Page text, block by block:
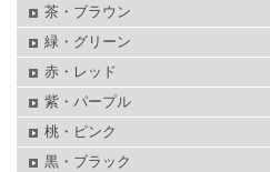
茶・ブラウン
緑・グリーン
赤・レッド
紫・パープル
桃・ピンク
黒・ブラック